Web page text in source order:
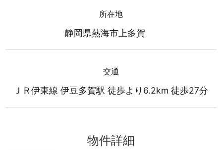
所在地
静岡県熱海市上多賀
交通
ＪＲ伊東線 伊豆多賀駅 徒歩より6.2km 徒歩27分
物件詳細